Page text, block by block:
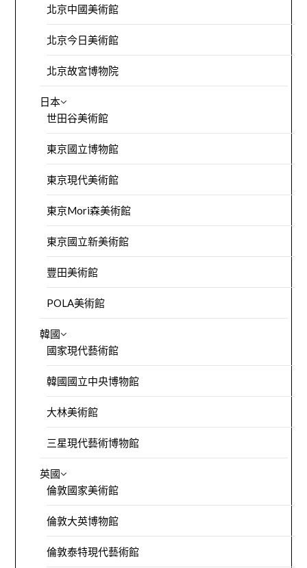
北京中國美術館
北京今日美術館
北京故宮博物院
日本
世田谷美術館
東京國立博物館
東京現代美術館
東京Mori森美術館
東京國立新美術館
豐田美術館
POLA美術館
韓國
國家現代藝術館
韓國國立中央博物館
大林美術館
三星現代藝術博物館
英國
倫敦國家美術館
倫敦大英博物館
倫敦泰特現代藝術館